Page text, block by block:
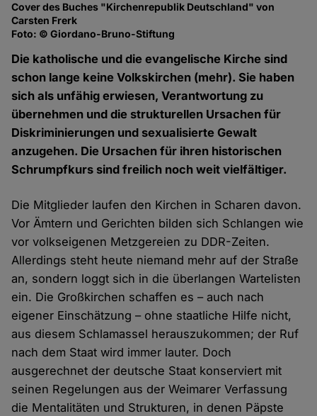
Cover des Buches "Kirchenrepublik Deutschland" von
Carsten Frerk
Foto: © Giordano-Bruno-Stiftung
Die katholische und die evangelische Kirche sind
schon lange keine Volkskirchen (mehr). Sie haben
sich als unfähig erwiesen, Verantwortung zu
übernehmen und die strukturellen Ursachen für
Diskriminierungen und sexualisierte Gewalt
anzugehen. Die Ursachen für ihren historischen
Schrumpfkurs sind freilich noch weit vielfältiger.
Die Mitglieder laufen den Kirchen in Scharen davon.
Vor Ämtern und Gerichten bilden sich Schlangen wie
vor volkseigenen Metzgereien zu DDR-Zeiten.
Allerdings steht heute niemand mehr auf der Straße
an, sondern loggt sich in die überlangen Wartelisten
ein. Die Großkirchen schaffen es – auch nach
eigener Einschätzung – ohne staatliche Hilfe nicht,
aus diesem Schlamassel herauszukommen; der Ruf
nach dem Staat wird immer lauter. Doch
ausgerechnet der deutsche Staat konserviert mit
seinen Regelungen aus der Weimarer Verfassung
die Mentalitäten und Strukturen, in denen Päpste